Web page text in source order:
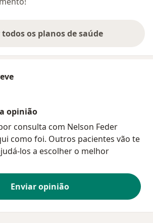
todos os planos de saúde
opinião
consulta com Nelson Feder
como foi. Outros pacientes vão te
los a escolher o melhor
Enviar opinião